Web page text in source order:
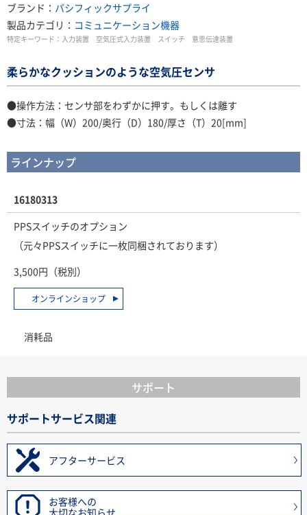
ブランド： パシフィックサプライ
製品カテゴリ： コミュニケーション機器
特定キーワード： 入力装置 空気圧式入力装置 スイッチ 意思伝達装置
柔らかなクッションのような空気圧センサ
●操作方法：センサ部をわずかに押す。もしくは離す
●寸法：幅（W）200/奥行（D）180/厚さ（T）20[mm]
ラインナップ
16180313
PPSスイッチのオプション
（元々PPSスイッチに一枚同梱されております）
3,500円（税別）
オンラインショップ
消耗品
サポート
サポートサービス関連
アフターサービス
お客様への